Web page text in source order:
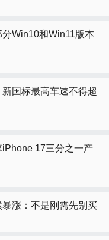
Win10和Win11版本
国标最高车速不得超
17三分之一产
涨：不是刚需先别买